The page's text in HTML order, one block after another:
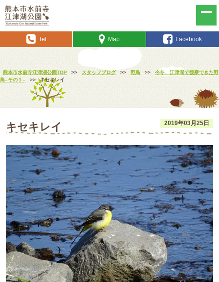
Tel Map Facebook
熊本市水前寺江津湖公園TOP >> スタッフブログ >> 野鳥 >>
今冬、江津湖で観察できた野
鳥–その１–
>> キセキレイ
2019年03月25日
キセキレイ